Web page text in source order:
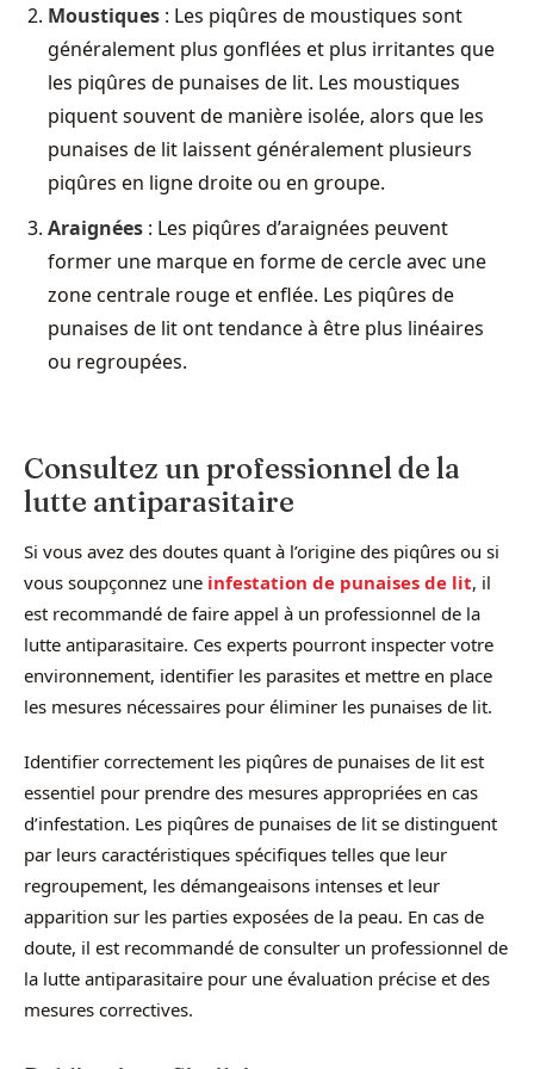
Moustiques : Les piqûres de moustiques sont
généralement plus gonflées et plus irritantes que
les piqûres de punaises de lit. Les moustiques
piquent souvent de manière isolée, alors que les
punaises de lit laissent généralement plusieurs
piqûres en ligne droite ou en groupe.
Araignées : Les piqûres d’araignées peuvent
former une marque en forme de cercle avec une
zone centrale rouge et enflée. Les piqûres de
punaises de lit ont tendance à être plus linéaires
ou regroupées.
Consultez un professionnel de la
lutte antiparasitaire
Si vous avez des doutes quant à l’origine des piqûres ou si
vous soupçonnez une infestation de punaises de lit, il
est recommandé de faire appel à un professionnel de la
lutte antiparasitaire. Ces experts pourront inspecter votre
environnement, identifier les parasites et mettre en place
les mesures nécessaires pour éliminer les punaises de lit.
Identifier correctement les piqûres de punaises de lit est
essentiel pour prendre des mesures appropriées en cas
d’infestation. Les piqûres de punaises de lit se distinguent
par leurs caractéristiques spécifiques telles que leur
regroupement, les démangeaisons intenses et leur
apparition sur les parties exposées de la peau. En cas de
doute, il est recommandé de consulter un professionnel de
la lutte antiparasitaire pour une évaluation précise et des
mesures correctives.